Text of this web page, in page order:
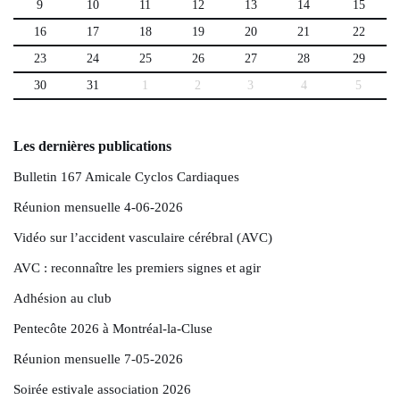
9
10 11 12 13 14
15
16
17 18 19 20 21
22
23
24 25 26 27 28
29
30
31 1 2 3 4 5
Les dernières publications
Bulletin 167 Amicale Cyclos Cardiaques
Réunion mensuelle 4-06-2026
Vidéo sur l’accident vasculaire cérébral (AVC)
AVC : reconnaître les premiers signes et agir
Adhésion au club
Pentecôte 2026 à Montréal-la-Cluse
Réunion mensuelle 7-05-2026
Soirée estivale association 2026